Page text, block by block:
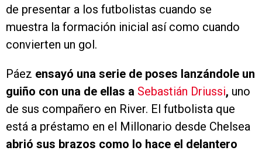
de presentar a los futbolistas cuando se
muestra la formación inicial así como cuando
convierten un gol.
Páez ensayó una serie de poses lanzándole un
guiño con una de ellas a Sebastián Driussi, uno
de sus compañero en River. El futbolista que
está a préstamo en el Millonario desde Chelsea
abrió sus brazos como lo hace el delantero